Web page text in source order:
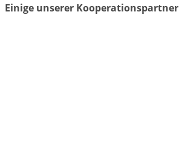
Einige unserer Kooperationspartner